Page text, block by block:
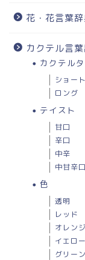
花・花言葉
カクテル言
カクテル
ショート
ロング
テイスト
甘口
辛口
中辛
中甘辛口
色
透明
レッド
オレンジ
イエロー
グリーン